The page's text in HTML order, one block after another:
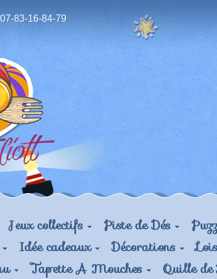
07-83-16-84-79
Jeux collectifs Piste de Dés
Idée cadeaux Décorations
Tapette A Mouches Quille